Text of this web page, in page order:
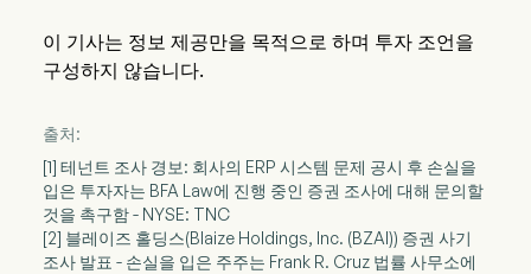
이 기사는 정보 제공만을 목적으로 하며 투자 조언을
구성하지 않습니다.
출처:
[1] 테넌트 조사 경보: 회사의 ERP 시스템 문제 공시 후 손실을
입은 투자자는 BFA Law에 진행 중인 증권 조사에 대해 문의할
것을 촉구함 - NYSE: TNC
[2] 블레이즈 홀딩스(Blaize Holdings, Inc. (BZAI)) 증권 사기
조사 발표 - 손실을 입은 주주는 Frank R. Cruz 법률 사무소에